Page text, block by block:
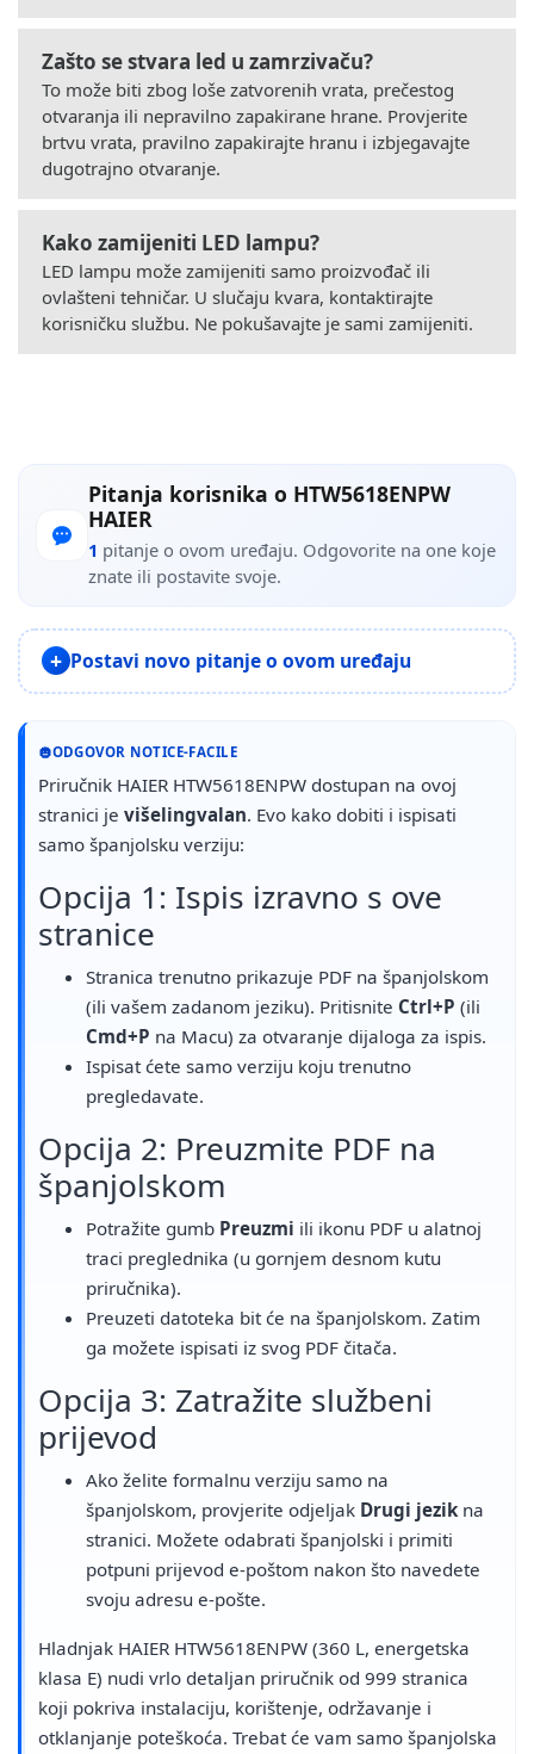
Zašto se stvara led u zamrzivaču?
To može biti zbog loše zatvorenih vrata, prečestog
otvaranja ili nepravilno zapakirane hrane. Provjerite
brtvu vrata, pravilno zapakirajte hranu i izbjegavajte
dugotrajno otvaranje.
Kako zamijeniti LED lampu?
LED lampu može zamijeniti samo proizvođač ili
ovlašteni tehničar. U slučaju kvara, kontaktirajte
korisničku službu. Ne pokušavajte je sami zamijeniti.
Pitanja korisnika o HTW5618ENPW
HAIER
1 pitanje o ovom uređaju. Odgovorite na one koje
znate ili postavite svoje.
Postavi novo pitanje o ovom uređaju
ODGOVOR NOTICE-FACILE
Priručnik HAIER HTW5618ENPW dostupan na ovoj
stranici je višelingvalan. Evo kako dobiti i ispisati
samo španjolsku verziju:
Opcija 1: Ispis izravno s ove
stranice
Stranica trenutno prikazuje PDF na španjolskom
(ili vašem zadanom jeziku). Pritisnite Ctrl+P (ili
Cmd+P na Macu) za otvaranje dijaloga za ispis.
Ispisat ćete samo verziju koju trenutno
pregledavate.
Opcija 2: Preuzmite PDF na
španjolskom
Potražite gumb Preuzmi ili ikonu PDF u alatnoj
traci preglednika (u gornjem desnom kutu
priručnika).
Preuzeti datoteka bit će na španjolskom. Zatim
ga možete ispisati iz svog PDF čitača.
Opcija 3: Zatražite službeni
prijevod
Ako želite formalnu verziju samo na
španjolskom, provjerite odjeljak Drugi jezikna
stranici. Možete odabrati španjolski i primiti
potpuni prijevod e-poštom nakon što navedete
svoju adresu e-pošte.
Hladnjak HAIER HTW5618ENPW (360 L, energetska
klasa E) nudi vrlo detaljan priručnik od 999 stranica
koji pokriva instalaciju, korištenje, održavanje i
otklanjanje poteškoća. Trebat će vam samo španjolska